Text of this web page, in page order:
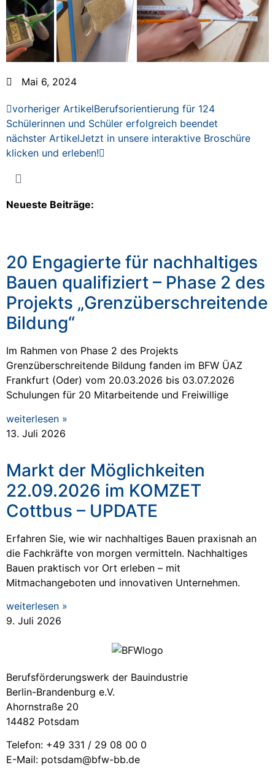
Mai 6, 2024
vorheriger ArtikelBerufsorientierung für 124
Schülerinnen und Schüler erfolgreich beendet
nächster ArtikelJetzt in unsere interaktive Broschüre
klicken und erleben!
Neueste Beiträge:
20 Engagierte für nachhaltiges
Bauen qualifiziert – Phase 2 des
Projekts „Grenzüberschreitende
Bildung“
Im Rahmen von Phase 2 des Projekts
Grenzüberschreitende Bildung fanden im BFW ÜAZ
Frankfurt (Oder) vom 20.03.2026 bis 03.07.2026
Schulungen für 20 Mitarbeitende und Freiwillige
weiterlesen »
13. Juli 2026
Markt der Möglichkeiten
22.09.2026 im KOMZET
Cottbus – UPDATE
Erfahren Sie, wie wir nachhaltiges Bauen praxisnah an
die Fachkräfte von morgen vermitteln. Nachhaltiges
Bauen praktisch vor Ort erleben – mit
Mitmachangeboten und innovativen Unternehmen.
weiterlesen »
9. Juli 2026
Berufsförderungswerk der Bauindustrie
Berlin-Brandenburg e.V.
Ahornstraße 20
14482 Potsdam
Telefon: +49 331 / 29 08 00 0
E-Mail: potsdam@bfw-bb.de